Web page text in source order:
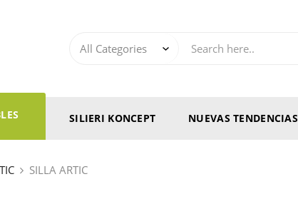
SILIERI KONCEPT NUEVAS TENDENCIAS
SILLA ARTIC